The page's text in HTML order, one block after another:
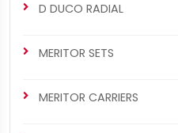
D DUCO RADIAL
MERITOR SETS
MERITOR CARRIERS